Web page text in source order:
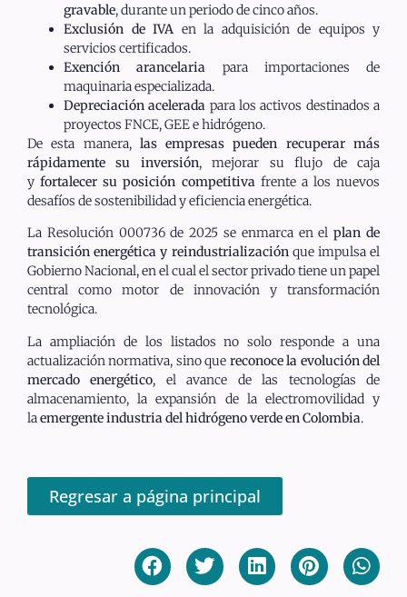
gravable, durante un periodo de cinco años.
Exclusión de IVA en la adquisición de equipos y
servicios certificados.
Exención arancelaria para importaciones de
maquinaria especializada.
Depreciación acelerada para los activos destinados a
proyectos FNCE, GEE e hidrógeno.
De esta manera, las empresas pueden recuperar más
rápidamente su inversión, mejorar su flujo de caja
yfortalecer su posición competitivafrente a los nuevos
desafíos de sostenibilidad y eficiencia energética.
La Resolución 000736 de 2025 se enmarca en elplan de
transición energética y reindustrializaciónque impulsa el
Gobierno Nacional, en el cual el sector privado tiene un papel
central como motor de innovación y transformación
tecnológica.
La ampliación de los listados no solo responde a una
actualización normativa, sino que reconoce la evolución del
mercado energético, el avance de las tecnologías de
almacenamiento, la expansión de la electromovilidad y
laemergente industria del hidrógeno verde en Colombia.
Regresar a página principal